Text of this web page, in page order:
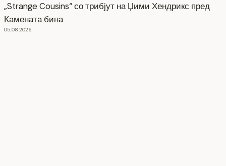
„Strange Cousins“ со трибјут на Џими Хендрикс пред
Камената бина
05.08.2026